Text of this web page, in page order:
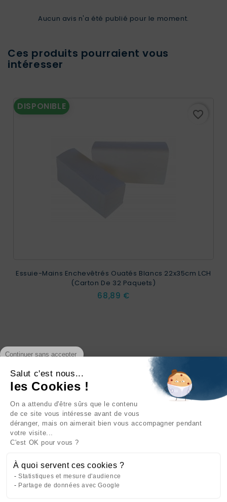
Aucun avis n'a été publié pour le moment.
Ces produits pourraient vous
intéresser
DISPONIBLE
favorite_border
Essuie-Mains Enchevêtrés Ouatés Blancs 22x35cm LCH
(carton De 32 Paquets)
Prix
68,89 €
INFORMATIONS
NOTRE SOCIÉTÉ
NOS PRODUITS
CATÉGORIES
Continuer sans accepter
Salut c'est nous...
les Cookies !
On a attendu d'être sûrs que le contenu
de ce site vous intéresse avant de vous
déranger, mais on aimerait bien vous accompagner pendant
votre visite...
C'est OK pour vous ?
À quoi servent ces cookies ?
Statistiques et mesure d'audience
Partage de données avec Google